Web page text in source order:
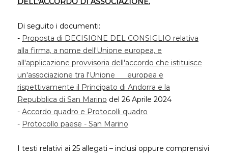
Di seguito i documenti:
- Proposta di DECISIONE DEL CONSIGLIO relativa
alla firma, a nome dell'Unione europea, e
all'applicazione provvisoria dell'accordo che istituisce
un'associazione tra l'Unione europea e
rispettivamente il Principato di Andorra e la
Repubblica di San Marino del 26 Aprile 2024
- Accordo quadro e Protocolli quadro
- Protocollo paese - San Marino
I testi relativi ai 25 allegati – inclusi oppure comprensivi